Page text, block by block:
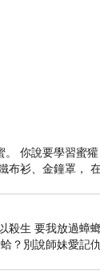
。 你說要學習蜜
布衫、金鐘罩，
殺生 要我放過蟑
？別說師妹愛記